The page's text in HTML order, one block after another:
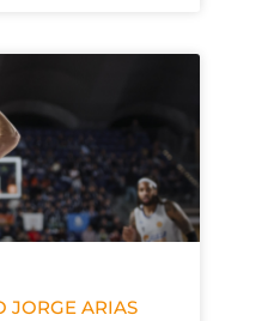
JORGE ARIAS